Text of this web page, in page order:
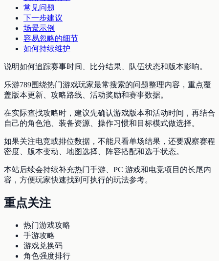
常见问题
下一步建议
场景示例
容易忽略的细节
如何持续维护
说明如何追踪赛事时间、比分结果、队伍状态和版本影响。
乐游789围绕热门游戏玩家最常搜索的问题整理内容，重点覆
盖版本更新、攻略路线、活动奖励和赛事数据。
在实际查找攻略时，建议先确认游戏版本和活动时间，再结合
自己的角色池、装备资源、操作习惯和目标模式做选择。
如果关注电竞或排位数据，不能只看单场结果，还要观察赛程
密度、版本变动、地图选择、阵容搭配和选手状态。
本站后续会持续补充热门手游、PC 游戏和电竞项目的长尾内
容，方便玩家快速找到可执行的玩法参考。
重点关注
热门游戏攻略
手游攻略
游戏兑换码
角色强度排行